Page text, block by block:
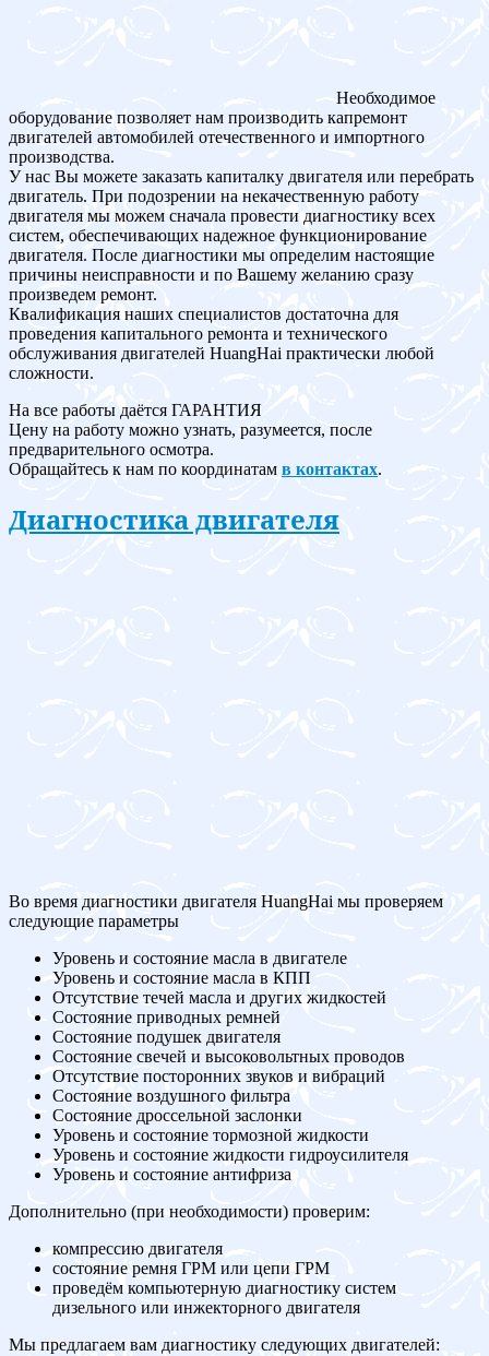
Необходимое
оборудование позволяет нам производить капремонт
двигателей автомобилей отечественного и импортного
производства.
У нас Вы можете заказать капиталку двигателя или перебрать
двигатель. При подозрении на некачественную работу
двигателя мы можем сначала провести диагностику всех
систем, обеспечивающих надежное функционирование
двигателя. После диагностики мы определим настоящие
причины неисправности и по Вашему желанию сразу
произведем ремонт.
Квалификация наших специалистов достаточна для
проведения капитального ремонта и технического
обслуживания двигателей HuangHai практически любой
сложности.
На все работы даётся ГАРАНТИЯ
Цену на работу можно узнать, разумеется, после
предварительного осмотра.
Обращайтесь к нам по координатам в контактах.
Диагностика двигателя
Во время диагностики двигателя HuangHai мы проверяем
следующие параметры
Уровень и состояние масла в двигателе
Уровень и состояние масла в КПП
Отсутствие течей масла и других жидкостей
Состояние приводных ремней
Состояние подушек двигателя
Состояние свечей и высоковольтных проводов
Отсутствие посторонних звуков и вибраций
Состояние воздушного фильтра
Состояние дроссельной заслонки
Уровень и состояние тормозной жидкости
Уровень и состояние жидкости гидроусилителя
Уровень и состояние антифриза
Дополнительно (при необходимости) проверим:
компрессию двигателя
состояние ремня ГРМ или цепи ГРМ
проведём компьютерную диагностику систем
дизельного или инжекторного двигателя
Мы предлагаем вам диагностику следующих двигателей: